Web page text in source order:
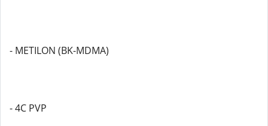
- METILON (BK-MDMA)
- 4C PVP